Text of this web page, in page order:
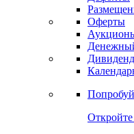
Получить
Календарь
Дефолты
Оферты